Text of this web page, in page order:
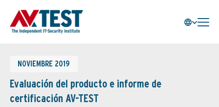
NOVIEMBRE 2019
Evaluación del producto e informe de
certificación AV-TEST